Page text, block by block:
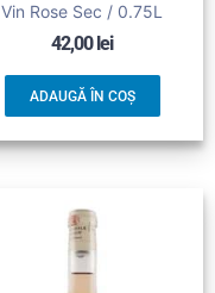
Vin Rose Sec / 0.75L
42,00lei
ADAUGĂ ÎN COȘ